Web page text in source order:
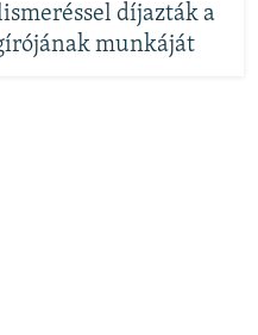
díjazták a
munkáját